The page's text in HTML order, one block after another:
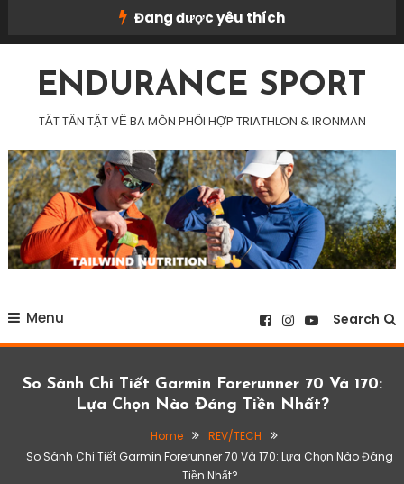
Đang được yêu thích
ENDURANCE SPORT
TẤT TẦN TẬT VỀ BA MÔN PHỐI HỢP TRIATHLON & IRONMAN
Menu Search
So Sánh Chi Tiết Garmin Forerunner 70 Và 170:
Lựa Chọn Nào Đáng Tiền Nhất?
Home
REV/TECH
So Sánh Chi Tiết Garmin Forerunner 70 Và 170: Lựa Chọn Nào Đáng
Tiền Nhất?